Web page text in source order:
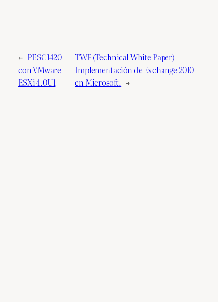
← PE SC1420
con VMware
ESXi 4.0U1
TWP (Technical White Paper)
Implementación de Exchange 2010
en Microsoft. →